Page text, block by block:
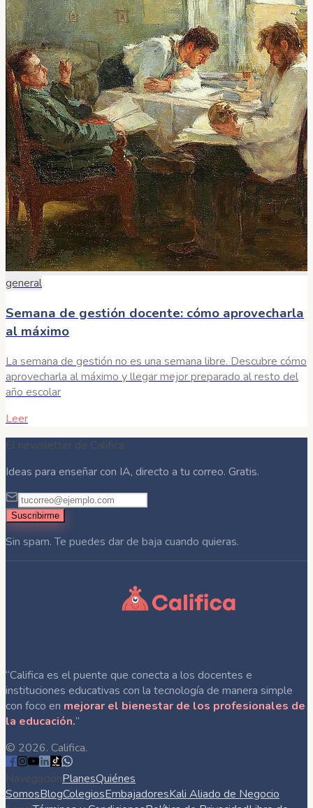
general
Semana de gestión docente: cómo aprovecharla
al máximo
La semana de gestión no es una semana libre. Descubre cómo
aprovecharla al máximo y llegar mejor preparado al resto del
año escolar
Leer
El newsletter de Califica
Ideas para enseñar con IA, directo a tu correo. Gratis.
Suscribirme
Sin spam. Te puedes dar de baja cuando quieras.
“Califica es el puente que conecta a los docentes e
instituciones educativas con la tecnología de manera simple
con foco en mejorar el bienestar de los profesionales de
la educación.”
© 2026. Califica.
NavegaciónPlanesQuiénes
SomosBlogColegiosEmbajadoresKali Aliado de Negocio